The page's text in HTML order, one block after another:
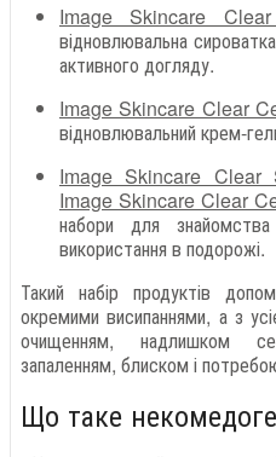
Image Skincare
відновлювальна
активного догляду.
Image Skincare Clear
відновлювальний крем-
Image Skincare
Image Skincare Clear
набори для
використання в подорожі.
Такий набір продуктів
окремими висипаннями, а з
очищенням, надлишком
запаленням, блиском і
Що таке